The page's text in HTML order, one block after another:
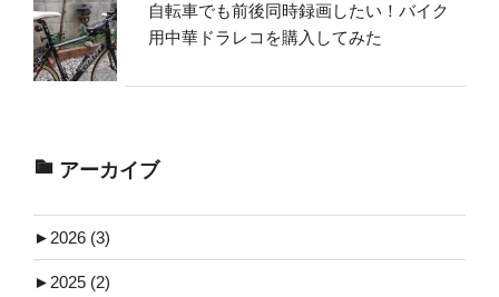
自転車でも前後同時録画したい！バイク
用中華ドラレコを購入してみた
アーカイブ
► 2026 (3)
► 2025 (2)